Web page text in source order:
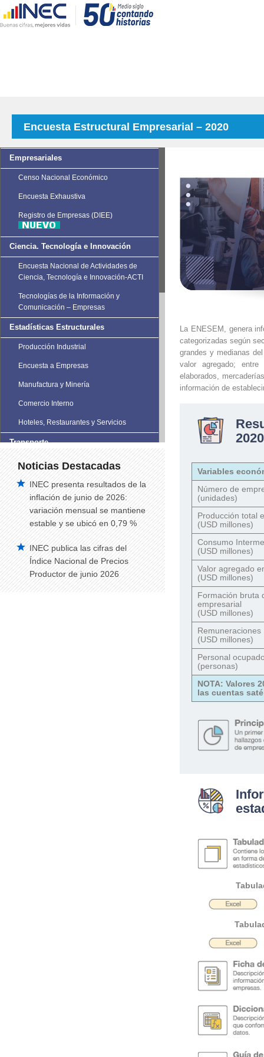
Encuesta Estructural Empresarial – 2020
Empresariales
Censo Nacional Económico
Encuesta Exhaustiva
Registro de Empresas (DIEE)
Ciencia. Tecnología e Innovación
Encuesta Nacional de Actividades de
Ciencia, Tecnología e Innovación-ACTI
Tecnologías de la Información y
Comunicación – Empresas
Estadísticas Estructurales
Producción Industrial
Encuesta a Empresas
Manufactura y Minería
Comercio Interno
Hoteles, Restaurantes y Servicios
Transporte
Estadísticas de Transporte
Vehículos Matriculados
Siniestros de Tránsito
Siniestros de tránsito trimestral
Vehículos Matriculados – Serie Histórica
2008-2014
Construcción
Noticias Destacadas
INEC presenta resultados de la
inflación de junio de 2026:
variación mensual se mantiene
estable y se ubicó en 0,79 %
INEC publica las cifras del
Índice Nacional de Precios
Productor de junio 2026
La ENESEM, genera
categorizadas según
grandes y medianas
valor agregado;
elaborados,
información de
2020
Variables
Número de
(unidades)
Producción total
(USD millones)
Consumo
(USD millones)
Valor agregado
(USD millones)
Formación bruta
empresarial
(USD millones)
Remuneraciones
(USD millones)
Personal
(personas)
NOTA: Valores
las cuentas